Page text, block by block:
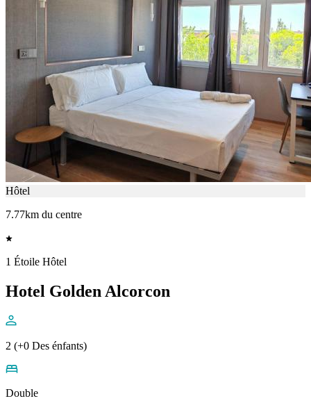
Hôtel
7.77km du centre
1 Étoile Hôtel
Hotel Golden Alcorcon
2 (+0 Des énfants)
Double